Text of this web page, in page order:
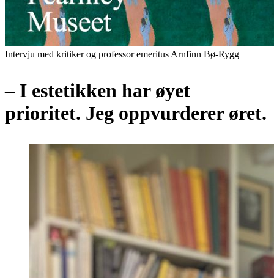
Intervju med kritiker og professor emeritus Arnfinn Bø-Rygg
– I estetikken har øyet
prioritet. Jeg oppvurderer øret.